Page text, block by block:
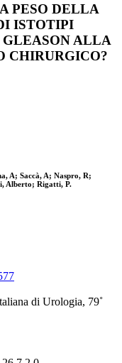
PESO DELLA
ISTOTIPI
ALLA
CHIRURGICO?
A; Saccà, A; Naspro, R;
Alberto; Rigatti, P.
di Urologia, 79˚